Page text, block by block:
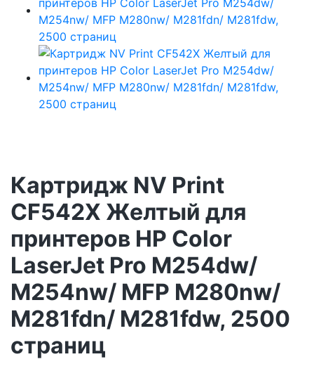
Картридж NV Print
CF542X Желтый для
принтеров HP Color
LaserJet Pro M254dw/
M254nw/ MFP M280nw/
M281fdn/ M281fdw, 2500
страниц